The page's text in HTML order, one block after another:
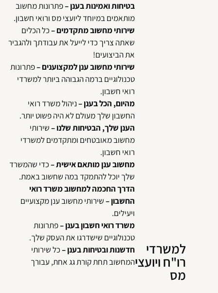
למשרדי
רו"ח ויועצי
מס
בטיחות ואמינות בענן –פתרונות מחשוב
מותאמים במיוחד ליועצי מס ורואי חשבון.
שירותי מחשוב מתקדמים –כל הכלים
שאתה צריך כדי לייעל את עבודתך ולהגביר
את הביצועים!
שירותי מחשוב ענן למקצוענים –פתרונות
טכנולוגיים ברמה הגבוהה ביותר למשרדי
רואי חשבון.
מהיום, הכל בענן –ניהול משרד רואי
החשבון שלך מעולם לא היה פשוט יותר.
הענן שלך, הבטיחות שלנו –שירותי
מחשוב מאובטחים ומתקדמים למשרדי
רואי חשבון.
מחשוב ענן מותאם אישית –כדי שהמשרד
שלך יוכל להתמקד במה שחשוב באמת.
הדרך החכמה למחשוב משרד רואי
החשבון –שירותי מחשוב ענן מקצועיים
ויעילים.
משרד רואי חשבון בענן –פתרונות
טכנולוגיים שישדרגו את העסק שלך.
חדשנות ובטיחות בענן –כל שירותי
המחשוב תחת קורת גג אחת, עבורך